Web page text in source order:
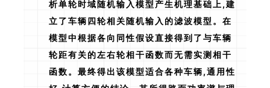
析单轮时域随机输入模型产生机理基础上,建
立了车辆四轮相关随机输入的滤波模型。在
模型中根据各向同性假设直接得到了与车辆
轮距有关的左右轮相干函数而无需实测相干
函数。最终得出该模型适合各种车辆,通用性